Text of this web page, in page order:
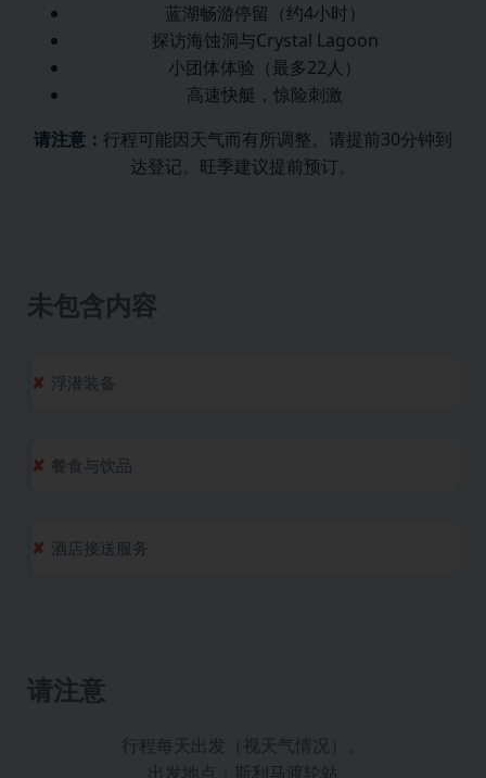
蓝湖畅游停留（约4小时）
探访海蚀洞与Crystal Lagoon
小团体体验（最多22人）
高速快艇，惊险刺激
请注意： 行程可能因天气而有所调整。请提前30分钟到
达登记。旺季建议提前预订。
未包含内容
浮潜装备
餐食与饮品
酒店接送服务
请注意
行程每天出发（视天气情况）。
出发地点：斯利马渡轮站